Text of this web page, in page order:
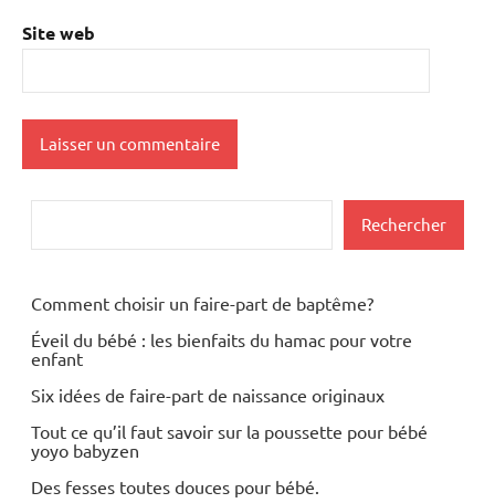
Site web
Rechercher
Comment choisir un faire-part de baptême?
Éveil du bébé : les bienfaits du hamac pour votre
enfant
Six idées de faire-part de naissance originaux
Tout ce qu’il faut savoir sur la poussette pour bébé
yoyo babyzen
Des fesses toutes douces pour bébé.